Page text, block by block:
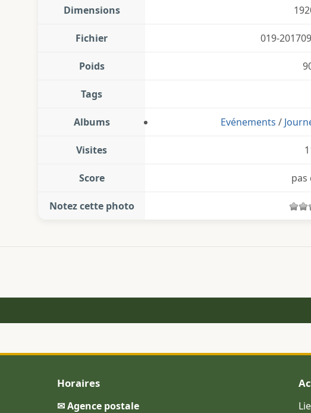
Dimensions
Fichier 019-
Poids
Tags
Albums Evénements /
Visites
Score pas
Notez cette photo
Horaires
✉ Agence postale